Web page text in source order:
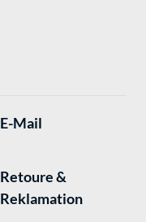
E-Mail
Retoure &
Reklamation